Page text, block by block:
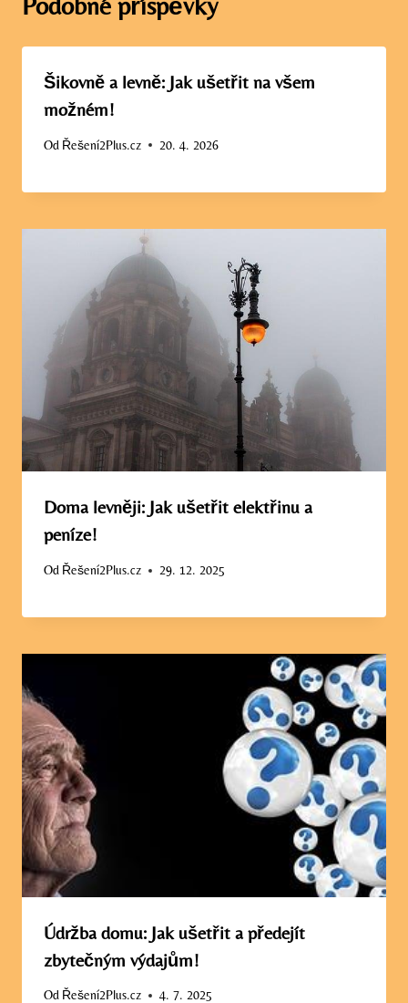
Šikovně a levně: Jak ušetřit na všem
možném!
Od Řešení2Plus.cz 20. 4. 2026
Doma levněji: Jak ušetřit elektřinu a
peníze!
Od Řešení2Plus.cz 29. 12. 2025
Údržba domu: Jak ušetřit a předejít
zbytečným výdajům!
Od Řešení2Plus.cz 4. 7. 2025